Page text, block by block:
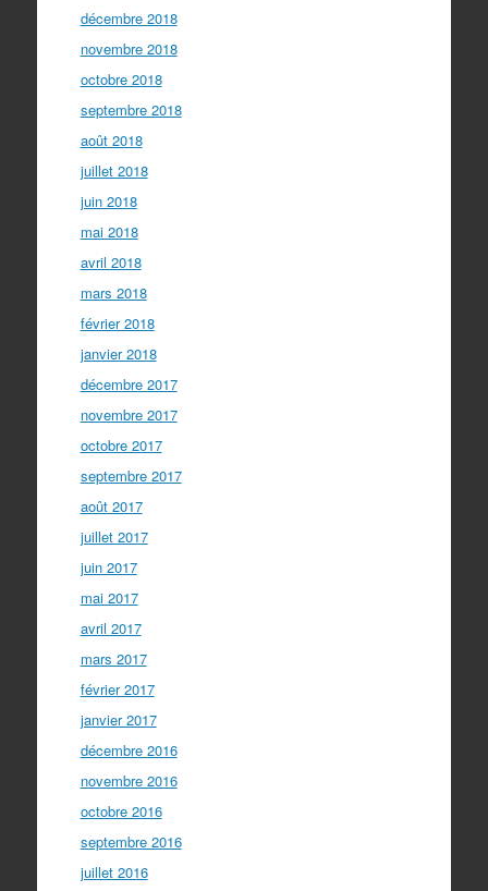
décembre 2018
novembre 2018
octobre 2018
septembre 2018
août 2018
juillet 2018
juin 2018
mai 2018
avril 2018
mars 2018
février 2018
janvier 2018
décembre 2017
novembre 2017
octobre 2017
septembre 2017
août 2017
juillet 2017
juin 2017
mai 2017
avril 2017
mars 2017
février 2017
janvier 2017
décembre 2016
novembre 2016
octobre 2016
septembre 2016
juillet 2016